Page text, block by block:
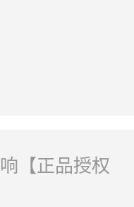
【正品授权